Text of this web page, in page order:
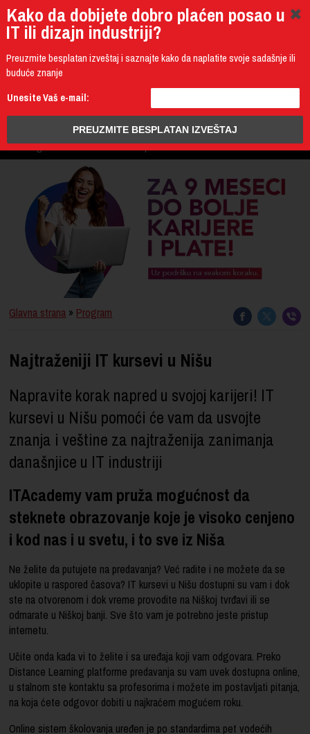
Kako da dobijete dobro plaćen posao u
IT ili dizajn industriji?
Preuzmite besplatan izveštaj i saznajte kako da naplatite svoje sadašnje ili
buduće znanje
Unesite Vaš e-mail: 011 4011 200
UPIS
ŠTA DOBIJATE
UČENJE NA DALJINU
DIPLOME I SERTIFIKATI
O IT AKADEMIJI
Programming Administration
3D Design & CAD
Mobile Development
Glavna strana » Program
Najtraženiji IT kursevi u Nišu
Napravite korak napred u svojoj karijeri! IT
kursevi u Nišu pomoći će vam da usvojte
znanja i veštine za najtraženija zanimanja
današnjice u IT industriji
ITAcademy vam pruža mogućnost da
steknete obrazovanje koje je visoko cenjeno
i kod nas i u svetu, i to sve iz Niša
Ne želite da putujete na predavanja? Već radite i ne možete da se
uklopite u raspored časova? IT kursevi u Nišu dostupni su vam i dok
ste na otvorenom i dok vreme provodite na Niškoj tvrđavi ili se
odmarate u Niškoj banji. Sve što vam je potrebno jeste pristup
internetu.
Učite onda kada vi to želite i sa uređaja koji vam odgovara. Preko
Distance Learning platforme predavanja su vam uvek dostupna online,
u stalnom ste kontaktu sa profesorima i možete im postavljati pitanja,
na koja ćete odgovor dobiti u najkraćem mogućem roku.
Online sistem školovanja uređen je po standardima pet vodećih